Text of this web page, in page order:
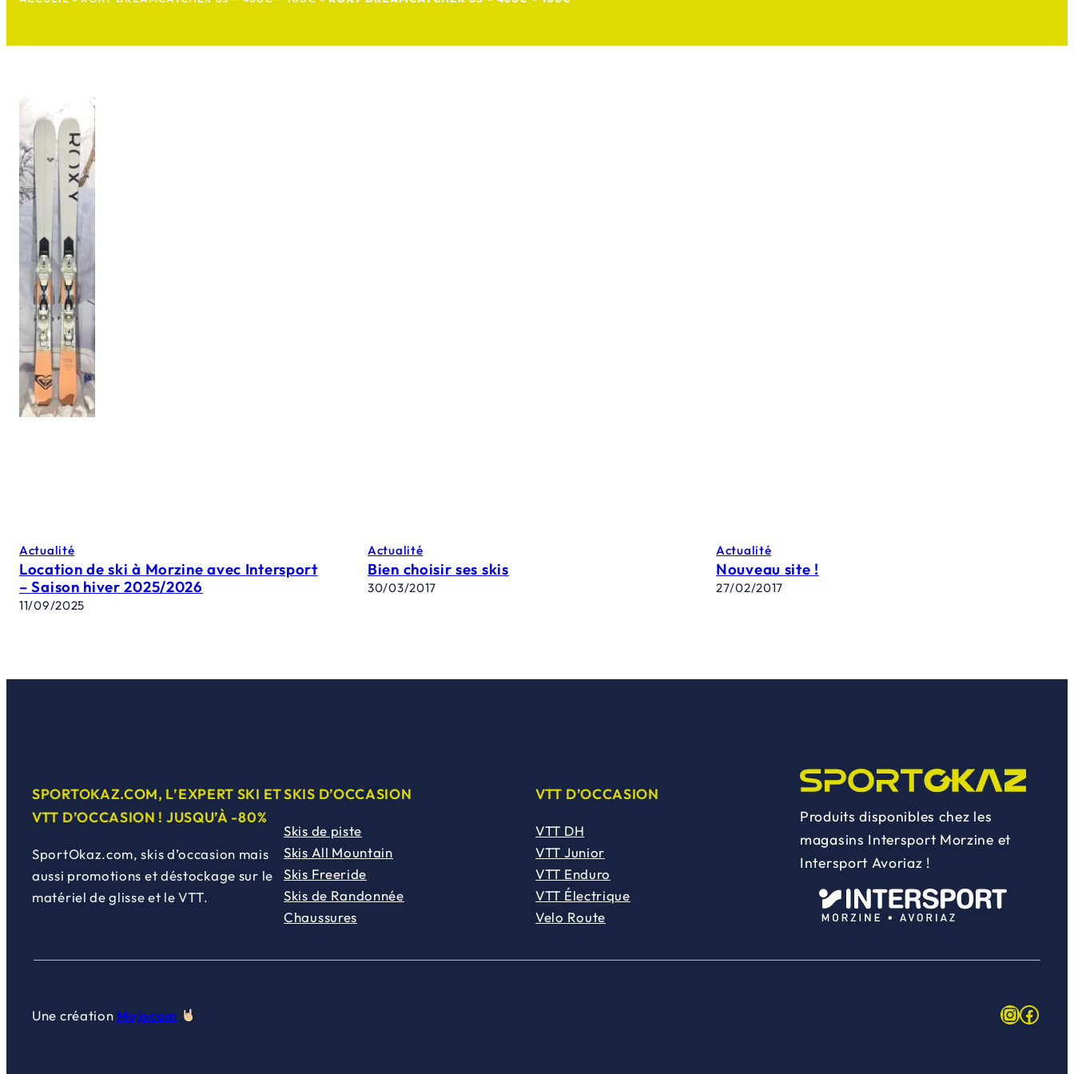
Actualité
Location de ski à Morzine avec Intersport
– Saison hiver 2025/2026
11/09/2025
Actualité
Bien choisir ses skis
30/03/2017
Actualité
Nouveau site !
27/02/2017
SPORTOKAZ.COM, L’EXPERT SKI ET
VTT D’OCCASION ! JUSQU’À -80%
SportOkaz.com, skis d’occasion mais
aussi promotions et déstockage sur le
matériel de glisse et le VTT.
SKIS D’OCCASION
Skis de piste
Skis All Mountain
Skis Freeride
Skis de Randonnée
Chaussures
VTT D’OCCASION
VTT DH
VTT Junior
VTT Enduro
VTT Électrique
Velo Route
Produits disponibles chez les
magasins Intersport Morzine et
Intersport Avoriaz !
Une création Mojocom